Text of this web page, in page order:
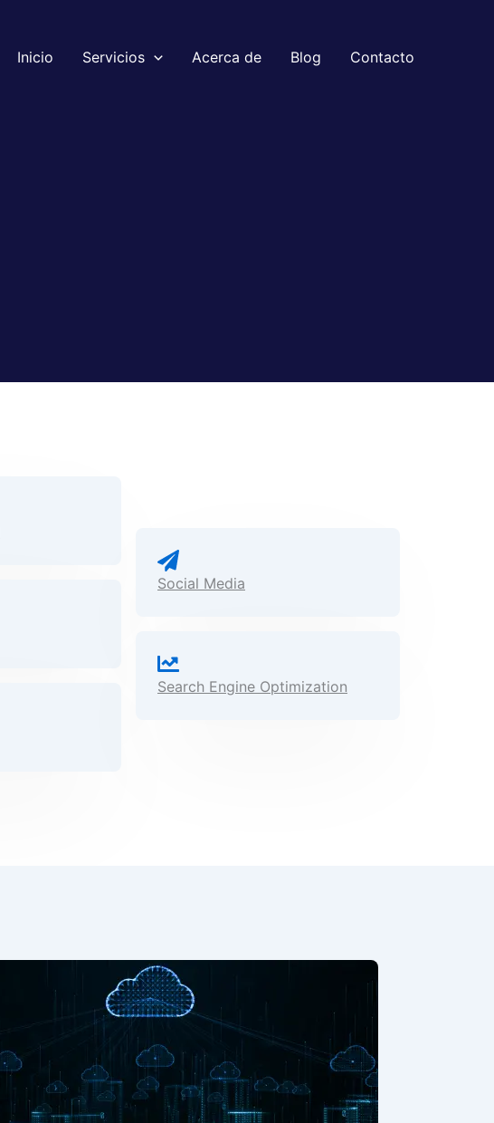
Inicio Servicios Acerca de Blog Contacto
Social Media
Search Engine Optimization